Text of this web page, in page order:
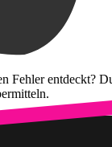
Fehler entdeckt?